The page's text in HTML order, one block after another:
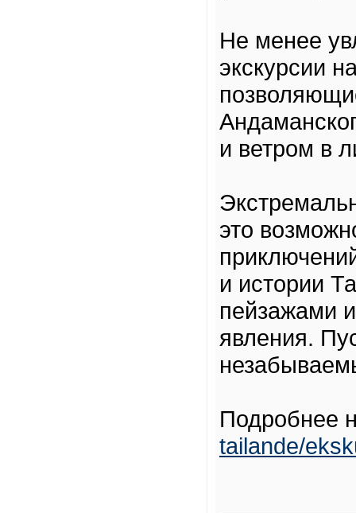
Не менее
экскурсии
и ветром в
это
и истории
пейзажами
явления.
Подробнее
tailande/